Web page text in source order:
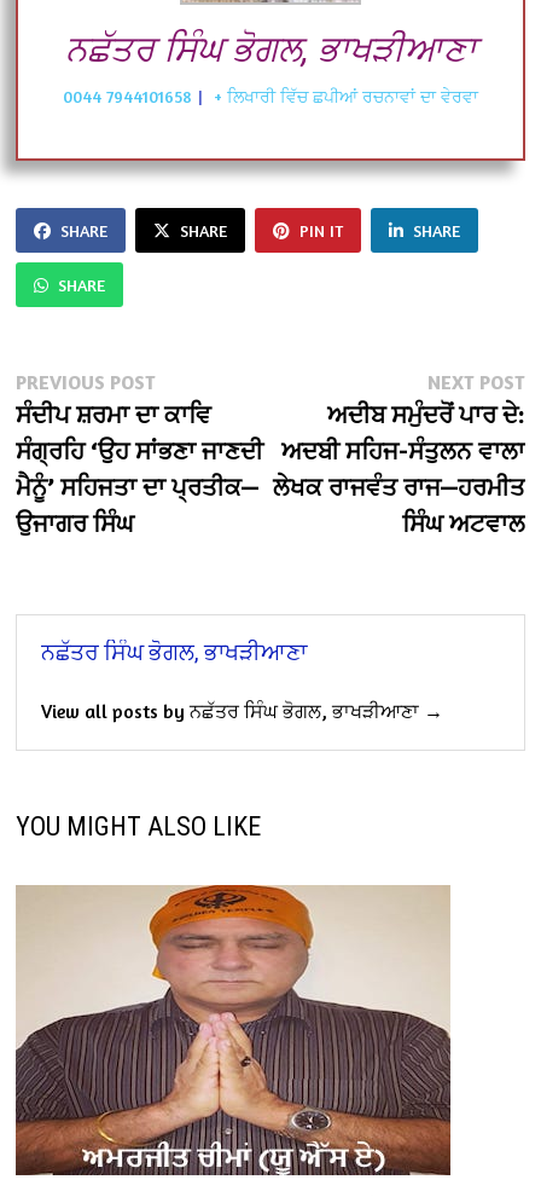
ਨਛੱਤਰ ਸਿੰਘ ਭੋਗਲ, ਭਾਖੜੀਆਣਾ
0044 7944101658 | + ਲਿਖਾਰੀ ਵਿੱਚ ਛਪੀਆਂ ਰਚਨਾਵਾਂ ਦਾ ਵੇਰਵਾ
SHARE SHARE PIN IT SHARE
SHARE
Post
navigation
PREVIOUS POSTPrevious
post:
ਸੰਦੀਪ ਸ਼ਰਮਾ ਦਾ ਕਾਵਿ
ਸੰਗ੍ਰਹਿ ‘ਉਹ ਸਾਂਭਣਾ ਜਾਣਦੀ
ਮੈਨੂੰ’ ਸਹਿਜਤਾ ਦਾ ਪ੍ਰਤੀਕ—
ਉਜਾਗਰ ਸਿੰਘ
NEXT POST
ਅਦੀਬ ਸਮੁੰਦਰੋਂ ਪਾਰ ਦੇ:
ਅਦਬੀ ਸਹਿਜ-ਸੰਤੁਲਨ ਵਾਲਾ
ਲੇਖਕ ਰਾਜਵੰਤ ਰਾਜ—ਹਰਮੀਤ
ਸਿੰਘ ਅਟਵਾਲ
ਨਛੱਤਰ ਸਿੰਘ ਭੋਗਲ, ਭਾਖੜੀਆਣਾ
View all posts by ਨਛੱਤਰ ਸਿੰਘ ਭੋਗਲ, ਭਾਖੜੀਆਣਾ →
YOU MIGHT ALSO LIKE